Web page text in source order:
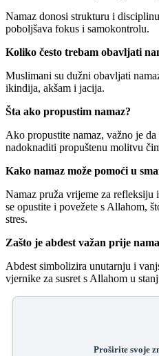
Namaz donosi strukturu i
poboljšava fokus i samokontrolu.
Koliko često trebam obavljati
Muslimani su dužni obavljati
ikindija, akšam i jacija.
Šta ako propustim namaz?
Ako propustite namaz, važno je da
nadoknaditi propuštenu molitvu
Kako namaz može pomoći u
Namaz pruža vrijeme za
se opustite i povežete s Allahom,
stres.
Zašto je abdest važan prije
Abdest simbolizira unutarnju i
vjernike za susret s Allahom u
Proširite svoje